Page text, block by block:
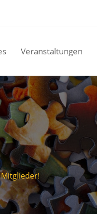
Veranstaltungen